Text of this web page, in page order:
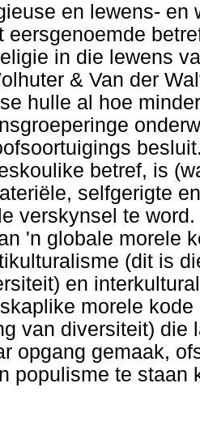
en lewens- en
eersgenoemde
in die lewens
& Van der
hulle al hoe
betref, is
selfgerigte
verskynsel te
'n globale morele
(dit is
en
morele
van diversiteit) die
opgang gemaak,
populisme te staan